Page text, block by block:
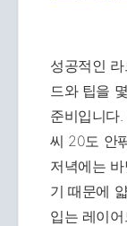
성공적인
드와 팁을
준비입니다
씨 20도 안
저녁에는
기 때문에
입는 레이